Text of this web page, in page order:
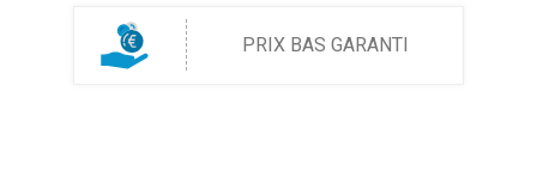
PRIX BAS GARANTI